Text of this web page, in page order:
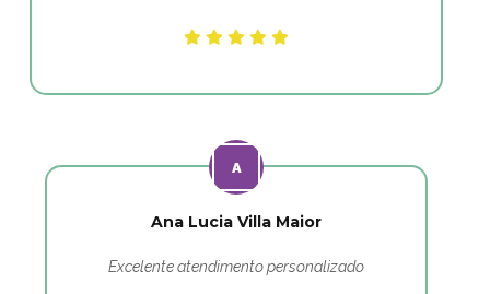
Ana Lucia Villa Maior
Excelente atendimento personalizado